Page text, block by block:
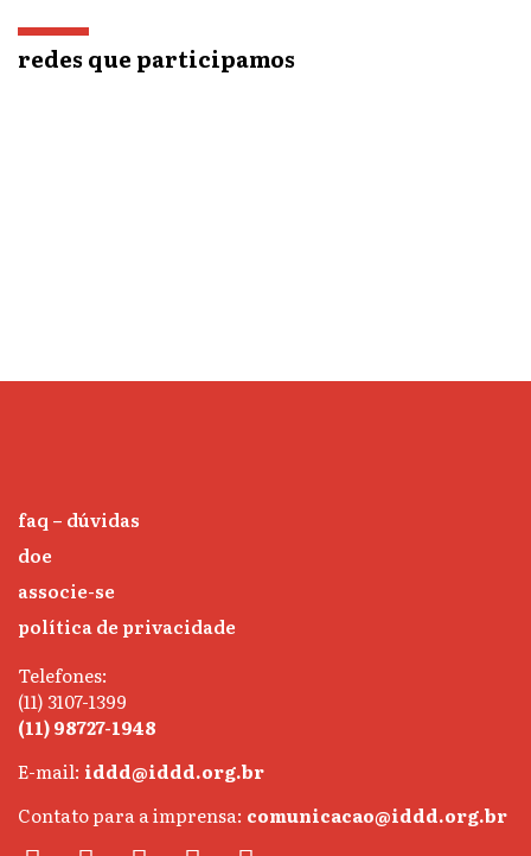
redes que participamos
faq – dúvidas
doe
associe-se
política de privacidade
Telefones:
(11) 3107-1399
(11) 98727-1948
E-mail: iddd@iddd.org.br
Contato para a imprensa: comunicacao@iddd.org.br